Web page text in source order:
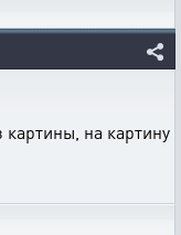
на картину